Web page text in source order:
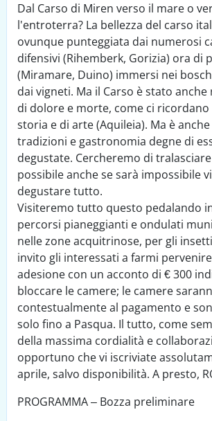
Dal Carso di Miren verso il mare o
l'entroterra? La bellezza del carso
ovunque punteggiata dai numerosi
difensivi (Rihemberk, Gorizia) ora di
(Miramare, Duino) immersi nei
dai vigneti. Ma il Carso è stato
di dolore e morte, come ci ricordano
storia e di arte (Aquileia). Ma è
tradizioni e gastronomia degne di
degustate. Cercheremo di
possibile anche se sarà impossibile
degustare tutto.
Visiteremo tutto questo pedalando
percorsi pianeggianti e ondulati
nelle zone acquitrinose, per gli
invito gli interessati a farmi
adesione con un acconto di € 300
bloccare le camere; le camere
contestualmente al pagamento e
solo fino a Pasqua. Il tutto, come
della massima cordialità e
opportuno che vi iscriviate
aprile, salvo disponibilità. A presto,
PROGRAMMA – Bozza preliminare